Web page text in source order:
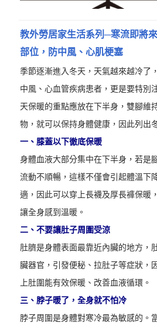
教外勞居家生活系列─寒流即將
部位，防中風、心肌梗塞
季節逐漸進入冬天，天氣越來越冷了
中風、心血管疾病患者，更是要特別
天保暖的重點應放在下半身，雙腳維
物，就可以保持身體健康，因此列出
一、膝蓋以下徹底保暖
身體血液大部分集中在下半身，若是
流動不順暢，這樣不僅會引起體溫下
適，因此可以穿上長襪及厚長褲保暖
讓全身感到溫暖。
二、不要讓肚子周圍受涼
肚臍是身體表面最靠近內臟的地方，
臟器官，引發便秘、拉肚子等症狀，
上肚圍能有效保暖、改善血液循環。
三、脖子暖了，全身就不怕冷
脖子周圍是身體對寒冷最為敏感的。